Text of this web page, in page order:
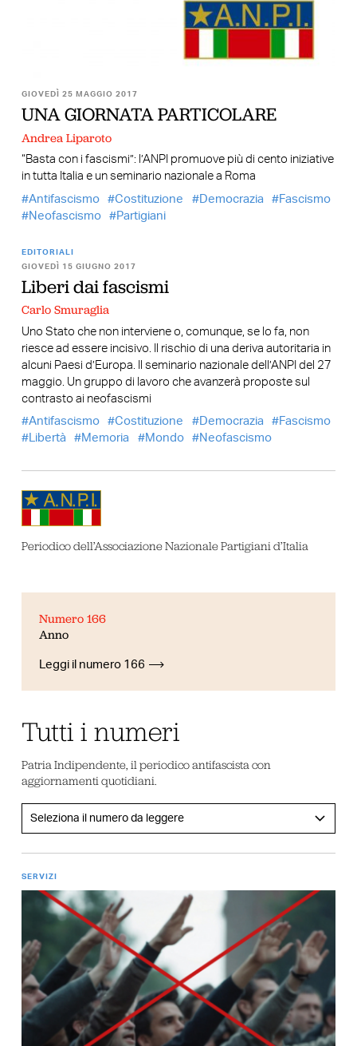
GIOVEDÌ 25 MAGGIO 2017
UNA GIORNATA PARTICOLARE
Andrea Liparoto
“Basta con i fascismi”: l’ANPI promuove più di cento iniziative
in tutta Italia e un seminario nazionale a Roma
Antifascismo
Costituzione Democrazia
Fascismo
Neofascismo
Partigiani
EDITORIALI
GIOVEDÌ 15 GIUGNO 2017
Liberi dai fascismi
Carlo Smuraglia
Uno Stato che non interviene o, comunque, se lo fa, non
riesce ad essere incisivo. Il rischio di una deriva autoritaria in
alcuni Paesi d’Europa. Il seminario nazionale dell’ANPI del 27
maggio. Un gruppo di lavoro che avanzerà proposte sul
contrasto ai neofascismi
Antifascismo
Costituzione Democrazia
Fascismo
Libertà
Memoria Mondo Neofascismo
Periodico dell’Associazione Nazionale Partigiani d’Italia
Numero 166
Anno
Leggi il numero 166
Tutti i numeri
Patria Indipendente, il periodico antifascista con
aggiornamenti quotidiani.
SERVIZI